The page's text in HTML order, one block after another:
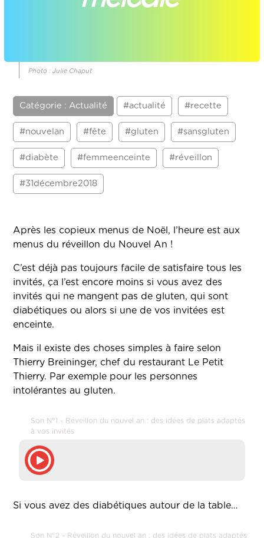
Photo : Julie Chaput
Catégorie : Actualité #actualité #recette
#nouvelan #fête #gluten #sansgluten
#diabète #femmeenceinte #réveillon
#31décembre2018
Après les copieux menus de Noël, l’heure est aux
menus du réveillon du Nouvel An !
C’est déjà pas toujours facile de satisfaire tous les
invités, ça l’est encore moins si vous avez des
invités qui ne mangent pas de gluten, qui sont
diabétiques ou alors si une de vos invitées est
enceinte.
Mais il existe des choses simples à faire selon
Thierry Breininger, chef du restaurant Le Petit
Thierry. Par exemple pour les personnes
intolérantes au gluten.
Son N°1 - Réveillon du nouvel an : des idées de plats adaptés
à vos invités
Si vous avez des diabétiques autour de la table…
Son N°2 - Réveillon du nouvel an : des idées de plats adaptés